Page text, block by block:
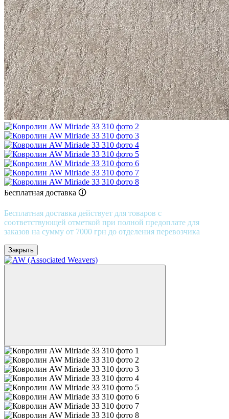
Бесплатная доставка 🛈
Бесплатная доставка действует для товаров с
соответствующей отметкой при полной предоплате для
заказов на сумму от 7000 грн до отделения перевозчика
Закрыть